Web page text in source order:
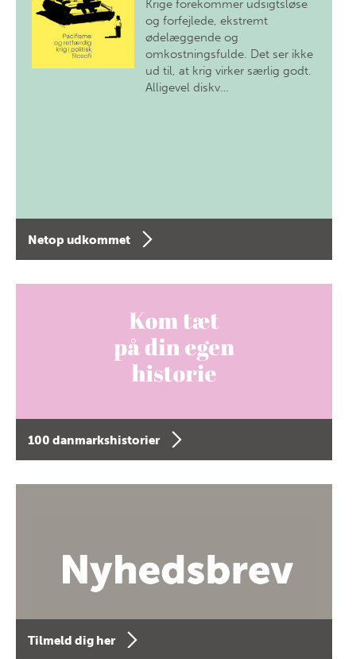
Krige forekommer udsigtsløse
og forfejlede, ekstremt
ødelæggende og
omkostningsfulde. Det ser ikke
ud til, at krig virker særlig godt.
Alligevel diskv…
Netop udkommet
100 danmarkshistorier
Tilmeld dig her